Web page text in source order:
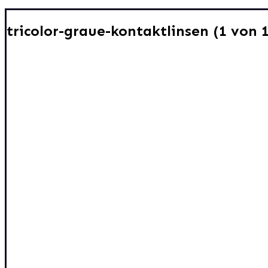
tricolor-graue-kontaktlinsen (1 von